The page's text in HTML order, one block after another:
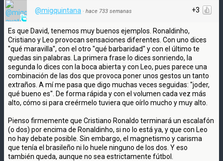
+3
@migquintana · hace 733 semanas
Es que David, tenemos muy buenos ejemplos. Ronaldinho,
Cristiano y Leo provocan sensaciones diferentes. Con uno dices
''qué maravilla'', con el otro ''qué barbaridad'' y con el último te
quedas sin palabras. La primera frase lo dices sonriendo, la
segunda lo dices con la boca abierta y con Leo, pues parece una
combinación de las dos que provoca poner unos gestos un tanto
extraños. A mí me pasa que digo muchas veces seguidas: ''joder,
qué bueno es''. De forma rápida y con el volumen cada vez más
alto, cómo si para creérmelo tuviera que oírlo mucho y muy alto.
Pienso firmemente que Cristiano Ronaldo terminará un escalafón
(o dos) por encima de Ronaldinho, si no lo está ya, y que con Leo
no hay debate posible. Sin embargo, el magnetismo y carisma
que tenía el brasileño ni lo huele ninguno de los dos. Y eso
también queda, aunque no sea estrictamente fútbol.